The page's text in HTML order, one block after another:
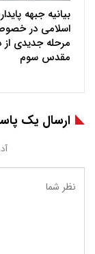
بیانیه جبهه
اسلامی در
مرحله جدیدی از
مقدس سوم
ارسال یک